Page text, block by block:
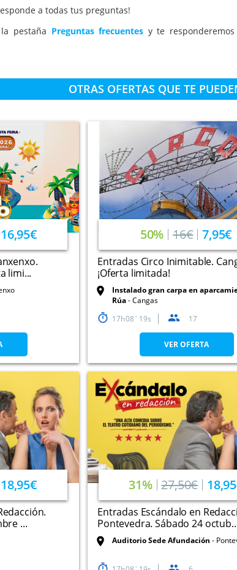
a todas tus preguntas!
pestaña Preguntas frecuentes y te
OTRAS OFERTAS QUE TE
16,95€
limi...
50% 16€ 7,95€
Entradas Circo Inimitable.
¡Oferta limitada!
Instalado gran carpa en
Rúa Cangas
17 08 19 17
VER OFERTA
18,95€
...
31% 27,50€
Entradas Escándalo en
Pontevedra. Sábado 24
Auditorio Sede Afundación